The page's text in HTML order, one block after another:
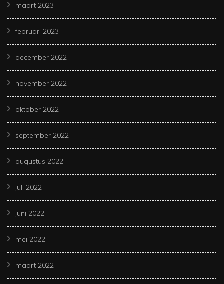
maart 2023
februari 2023
december 2022
november 2022
oktober 2022
september 2022
augustus 2022
juli 2022
juni 2022
mei 2022
maart 2022